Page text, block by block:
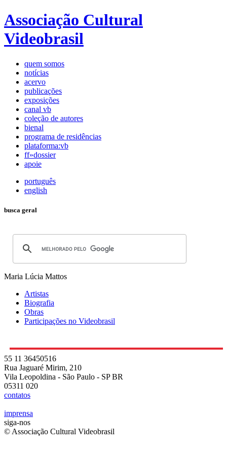
Associação Cultural
Videobrasil
quem somos
notícias
acervo
publicações
exposições
canal vb
coleção de autores
bienal
programa de residências
plataforma:vb
ff»dossier
apoie
português
english
busca geral
Maria Lúcia Mattos
Artistas
Biografia
Obras
Participações no Videobrasil
55 11 36450516
Rua Jaguaré Mirim, 210
Vila Leopoldina - São Paulo - SP BR
05311 020
contatos
imprensa
siga-nos
© Associação Cultural Videobrasil